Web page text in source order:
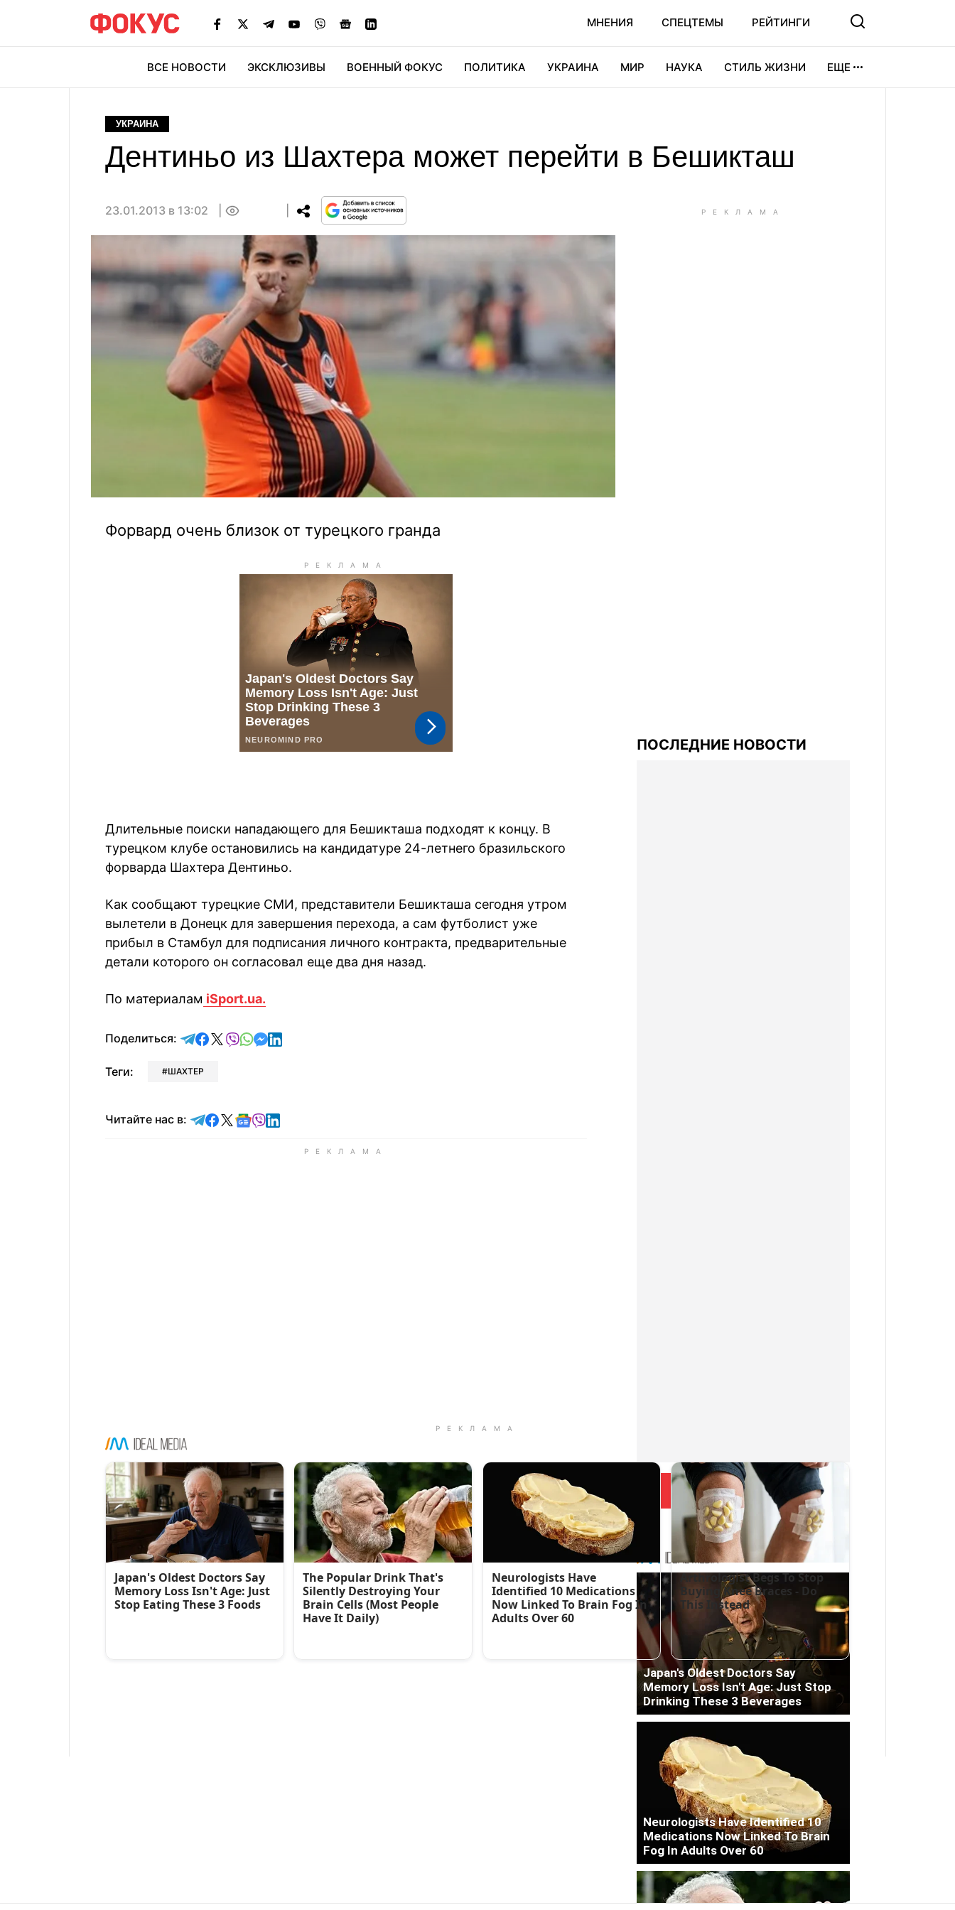
МНЕНИЯ СПЕЦТЕМЫ РЕЙТИНГИ
ВСЕ НОВОСТИ ЭКСКЛЮЗИВЫ ВОЕННЫЙ ФОКУС ПОЛИТИКА УКРАИНА МИР НАУКА СТИЛЬ ЖИЗНИ ЕЩЕ
УКРАИНА
Дентиньо из Шахтера может перейти в Бешикташ
23.01.2013 в 13:02
Форвард очень близок от турецкого гранда
Длительные поиски нападающего для Бешикташа подходят к концу. В
турецком клубе остановились на кандидатуре 24-летнего бразильского
форварда Шахтера Дентиньо.
Как сообщают турецкие СМИ, представители Бешикташа сегодня утром
вылетели в Донецк для завершения перехода, а сам футболист уже
прибыл в Стамбул для подписания личного контракта, предварительные
детали которого он согласовал еще два дня назад.
По материалам iSport.ua.
Поделиться: отправить в Telegram
поделиться в Facebook
поделиться в X
отправить в Viber
отправить в Whatsapp
отправить в Messenger
отправить в LinkedIn
Теги: ШАХТЕР
Читайте нас в: Читайте в Telegram
Читайте в Facebook
Читайте в X
Читайте в Google news
Читайте в Viber
Читайте в LinkedIn
ПОСЛЕДНИЕ НОВОСТИ
Больше новостей